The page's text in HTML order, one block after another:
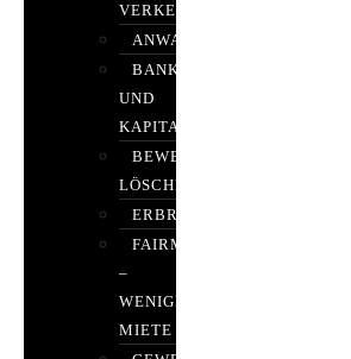
VERKEHRSRECHT
ANWALTSHAFTUNGSRECHT
BANK-
UND
KAPITALMARKTRECHT
BEWERTUNGEN
LÖSCHEN
ERBRECHT
FAIRMIETEN
–
WENIGER
MIETE